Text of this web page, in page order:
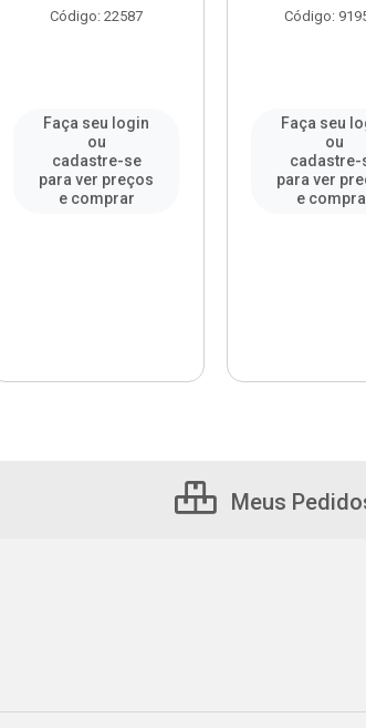
Código: 22587
Faça seu login
ou
cadastre-se
para ver preços
e comprar
Código:
Faça seu
ou
cadastre-
para ver
e
Meus